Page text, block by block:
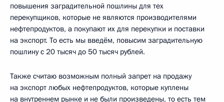
повышения заградительной пошлины для тех
перекупщиков, которые не являются производителями
нефтепродуктов, а покупают их для перекупки и поставки
на экспорт. То есть мы введём, повысим заградительную
пошлину с 20 тысяч до 50 тысяч рублей.
Также считаю возможным полный запрет на продажу
на экспорт любых нефтепродуктов, которые куплены
на внутреннем рынке и не были произведены, то есть тем